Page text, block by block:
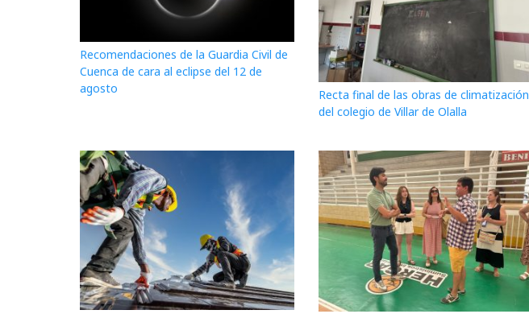
Recomendaciones de la Guardia Civil de
Cuenca de cara al eclipse del 12 de
agosto
Recta final de las obras de climatización
del colegio de Villar de Olalla